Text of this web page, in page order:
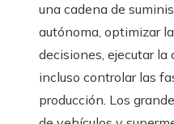
una cadena de
autónoma, optimizar
decisiones, ejecutar la
incluso controlar las
producción. Los